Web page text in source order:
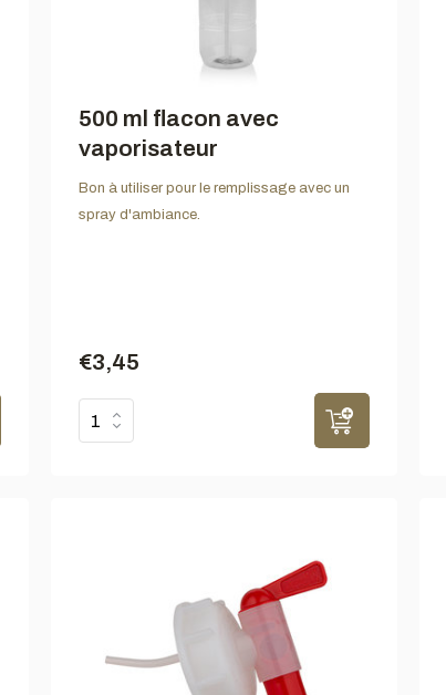
500 ml flacon avec
vaporisateur
Bon à utiliser pour le remplissage avec un
spray d'ambiance.
€3,45